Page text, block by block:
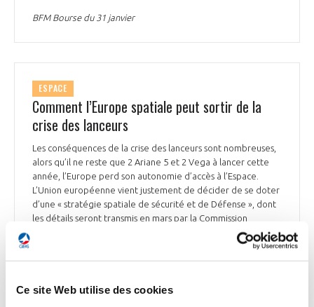
Ce site Web utilise des cookies
BFM Bourse du 31 janvier
ESPACE
Comment l’Europe spatiale peut sortir de la
crise des lanceurs
Les conséquences de la crise des lanceurs sont nombreuses,
alors qu’il ne reste que 2 Ariane 5 et 2 Vega à lancer cette
année, l’Europe perd son autonomie d’accès à l’Espace.
L’Union européenne vient justement de décider de se doter
d’une « stratégie spatiale de sécurité et de Défense », dont
les détails seront transmis en mars par la Commission
européenne. « Nous avons 2 années de faible cadence
devant nous. Vega C ne pourra probablement retrouver sa
pleine capacité qu’en 2024, et Ariane 6 atteindra son rythme
d’Arianespace. La dernière Ariane 5 a été assemblée en 2022